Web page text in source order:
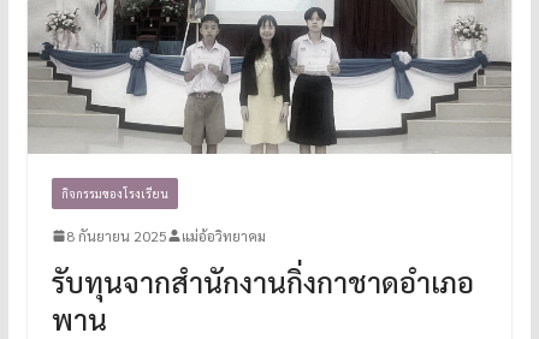
กิจกรรมของโรงเรียน
8 กันยายน 2025 แม่อ้อวิทยาคม
รับทุนจากสำนักงานกิ่งกาชาดอำเภอ
พาน